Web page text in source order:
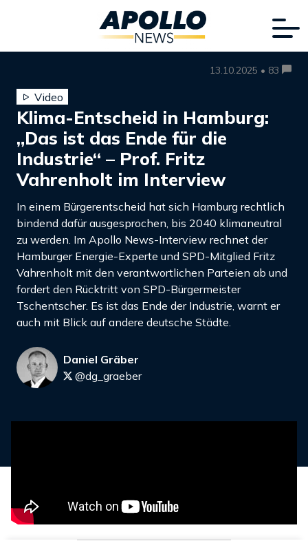
13.10.2025 • 83
Video
Klima-Entscheid in Hamburg:
„Das ist das Ende für die
Industrie“ – Prof. Fritz
Vahrenholt im Interview
In einem Bürgerentscheid hat sich Hamburg rechtlich
bindend dafür ausgesprochen, bis 2040 klimaneutral
zu werden. Im Apollo News-Interview rechnet der
Hamburger Energie-Experte und SPD-Mitglied Fritz
Vahrenholt mit den verantwortlichen Parteien ab und
fordert den Rücktritt von SPD-Bürgermeister
Tschentscher. Es ist das Ende der Industrie, warnt er
auch mit Blick auf andere deutsche Städte.
Daniel Gräber
@dg_graeber